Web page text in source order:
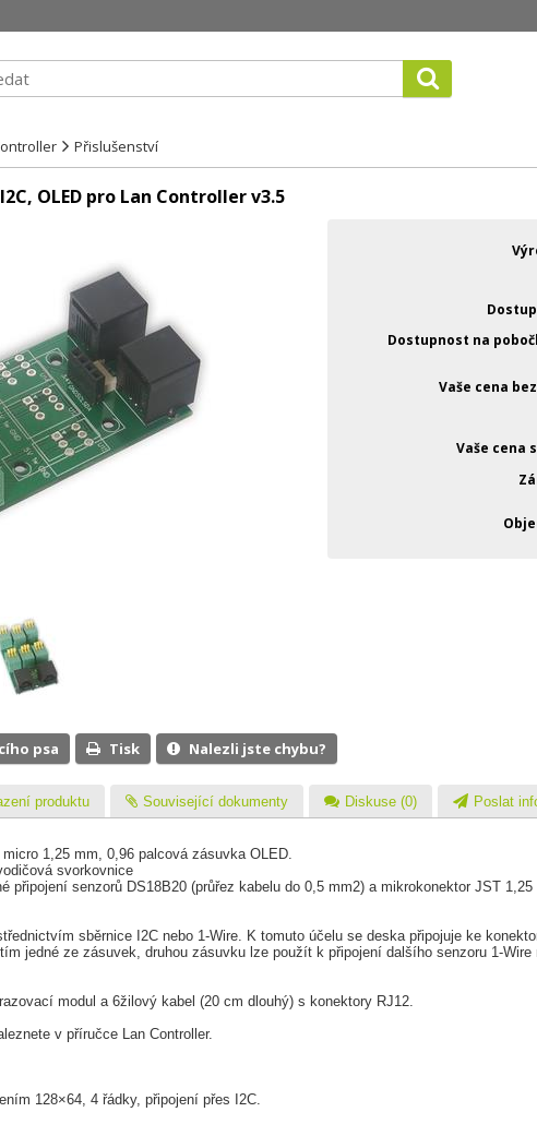
Přislušenství
OLED pro Lan Controller v3.5
Dostupnost na
Vaše cena bez
Vaše cena
psa Tisk Nalezli jste chybu?
produktu Související dokumenty Diskuse (0) Poslat
1,25 mm, 0,96 palcová zásuvka OLED.
svorkovnice
připojení senzorů DS18B20 (průřez kabelu do 0,5 mm2) a mikrokonektor JST
sběrnice I2C nebo 1-Wire. K tomuto účelu se deska připojuje ke
jedné ze zásuvek, druhou zásuvku lze použít k připojení dalšího senzoru 1-
modul a 6žilový kabel (20 cm dlouhý) s konektory RJ12.
v příručce Lan Controller.
128×64, 4 řádky, připojení přes I2C.